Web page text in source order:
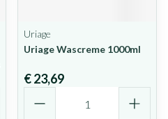
Uriage
Uriage Wascreme 1000ml
€ 23,69